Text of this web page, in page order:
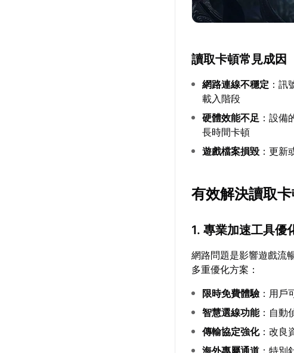
讀取卡頓常見成因
網路連線不穩定 ：
載入階段
硬體效能不足 ：設
長時間卡頓
遊戲檔案損毀 ：更
有效解決讀取
1. 專業加速工具優
網路問題是影響遊戲流
多重優化方案：
限時免費體驗：用戶
智慧選線功能：自動
傳輸協定強化：改良
海外專屬通道 ：特